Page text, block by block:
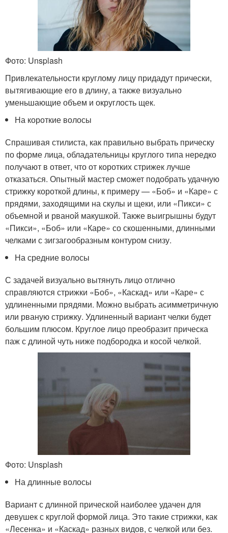
Фото: Unsplash
Привлекательности круглому лицу придадут прически,
вытягивающие его в длину, а также визуально
уменьшающие объем и округлость щек.
На короткие волосы
Спрашивая стилиста, как правильно выбрать прическу
по форме лица, обладательницы круглого типа нередко
получают в ответ, что от коротких стрижек лучше
отказаться. Опытный мастер сможет подобрать удачную
стрижку короткой длины, к примеру — «Боб» и «Каре» с
прядями, заходящими на скулы и щеки, или «Пикси» с
объемной и рваной макушкой. Также выигрышны будут
«Пикси», «Боб» или «Каре» со скошенными, длинными
челками с зигзагообразным контуром снизу.
На средние волосы
С задачей визуально вытянуть лицо отлично
справляются стрижки «Боб», «Каскад» или «Каре» с
удлиненными прядями. Можно выбрать асимметричную
или рваную стрижку. Удлиненный вариант челки будет
большим плюсом. Круглое лицо преобразит прическа
паж с длиной чуть ниже подбородка и косой челкой.
Фото: Unsplash
На длинные волосы
Вариант с длинной прической наиболее удачен для
девушек с круглой формой лица. Это такие стрижки, как
«Лесенка» и «Каскад» разных видов, с челкой или без.